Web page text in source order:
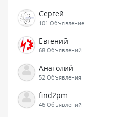
Сергей
101 Объявление
Евгений
68 Объявлений
Анатолий
52 Объявления
find2pm
46 Объявлений